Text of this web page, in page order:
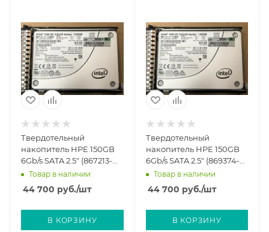
Твердотельный
накопитель HPE 150GB
6Gb/s SATA 2.5" (867213-
001)Товар в наличии
44 700 руб./шт
В КОРЗИНУ
Твердотельный
накопитель HPE 150GB
6Gb/s SATA 2.5" (869374-
B21)Товар в наличии
44 700 руб./шт
В КОРЗИНУ